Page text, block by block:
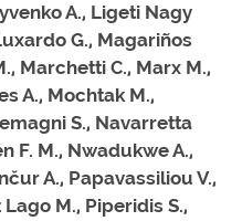
A., Ligeti Nagy
G., Magariños
Marchetti C., Marx M.,
A., Mochtak M.,
S., Navarretta
F. M., Nwadukwe A.,
A., Papavassiliou V.,
M., Piperidis S.,